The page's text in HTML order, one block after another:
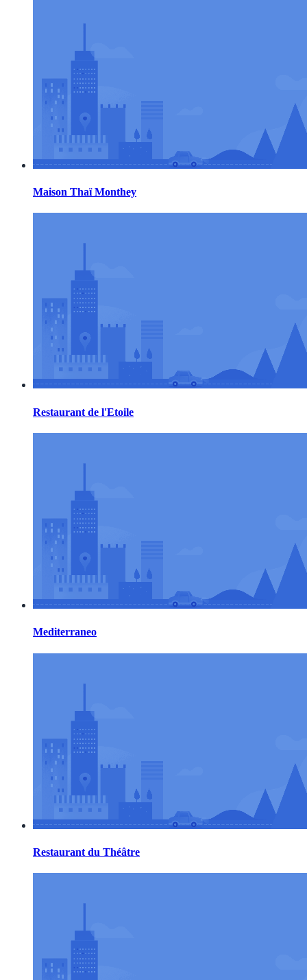
Maison Thaï Monthey
Restaurant de l'Etoile
Mediterraneo
Restaurant du Théâtre